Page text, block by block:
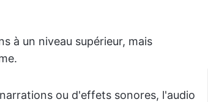
à un niveau supérieur, mais
ou d'effets sonores, l'audio